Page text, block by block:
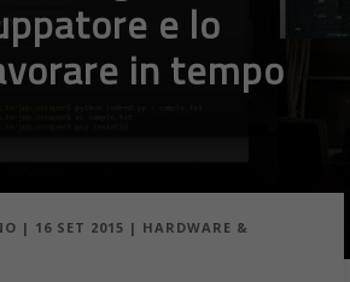
e lo
in tempo
| 16 SET 2015 | HARDWARE &